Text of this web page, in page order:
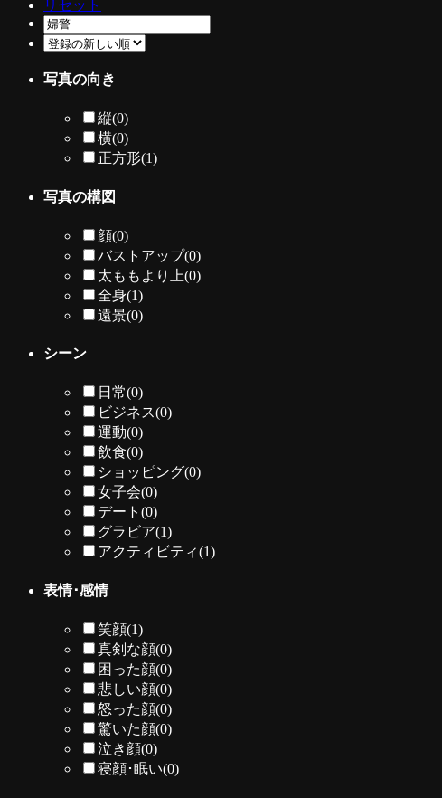
リセット
写真の向き
縦(0)
横(0)
正方形(1)
写真の構図
顔(0)
バストアップ(0)
太ももより上(0)
全身(1)
遠景(0)
シーン
日常(0)
ビジネス(0)
運動(0)
飲食(0)
ショッピング(0)
女子会(0)
デート (0)
グラビア(1)
アクティビティ(1)
表情･感情
笑顔(1)
真剣な顔(0)
困った顔(0)
悲しい顔(0)
怒った顔(0)
驚いた顔(0)
泣き顔(0)
寝顔･眠い(0)